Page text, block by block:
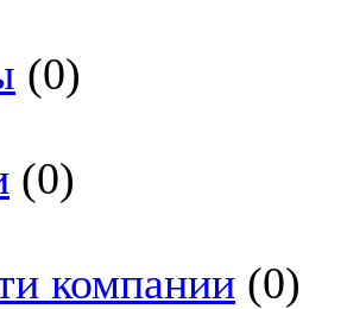
(0)
(0)
компании (0)